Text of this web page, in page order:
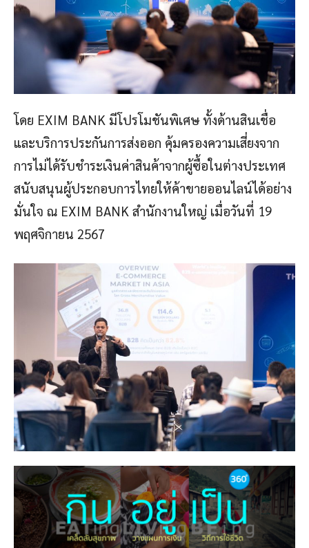
โดย EXIM BANK มีโปรโมชันพิเศษ ทั้งด้านสินเชื่อ
และบริการประกันการส่งออก คุ้มครองความเสี่ยงจาก
การไม่ได้รับชำระเงินค่าสินค้าจากผู้ซื้อในต่างประเทศ
สนับสนุนผู้ประกอบการไทยให้ค้าขายออนไลน์ได้อย่าง
มั่นใจ ณ EXIM BANK สำนักงานใหญ่ เมื่อวันที่ 19
พฤศจิกายน 2567